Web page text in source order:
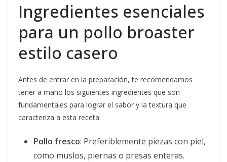
Ingredientes esenciales
para un pollo broaster
estilo casero
Antes de entrar en la preparación, te recomendamos
tener a mano los siguientes ingredientes que son
fundamentales para lograr el sabor y la textura que
caracteriza a esta receta:
Pollo fresco: Preferiblemente piezas con piel,
como muslos, piernas o presas enteras.